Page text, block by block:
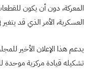
المعركة، دون أن يكون
العسكرية، الأمر الذي قد
تشكيله قيادة مركزية موحدة